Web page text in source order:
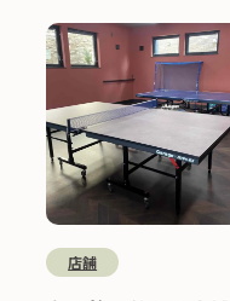
店舗